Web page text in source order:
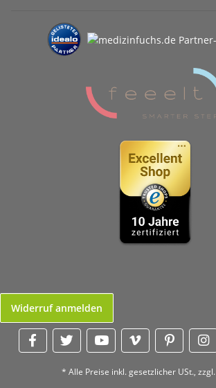
Widerruf anmelden
* Alle Preise inkl. gesetzlicher USt., zzgl.